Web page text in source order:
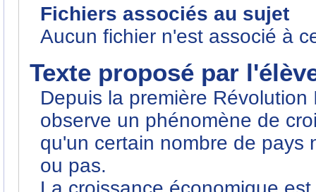
Fichiers associés au sujet
Aucun fichier n'est associé à
Texte proposé par
Depuis la première
observe un phénomène de
qu'un certain nombre de pays
ou pas.